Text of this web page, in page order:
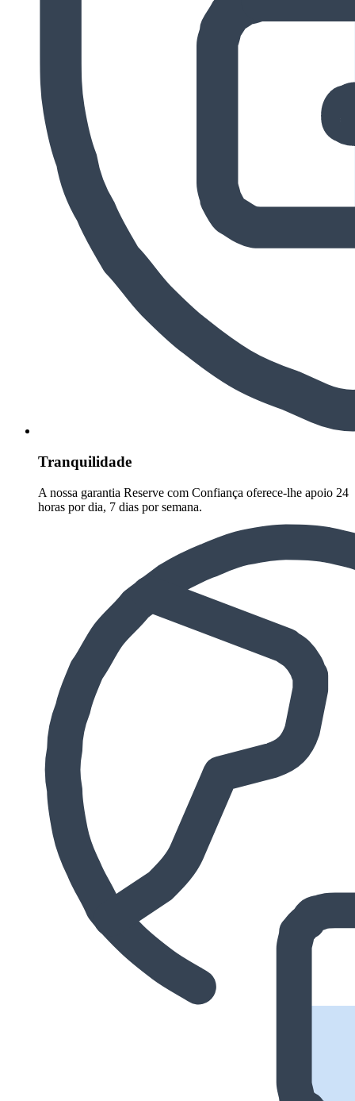
Tranquilidade
A nossa garantia Reserve com Confiança oferece-lhe apoio 24
horas por dia, 7 dias por semana.